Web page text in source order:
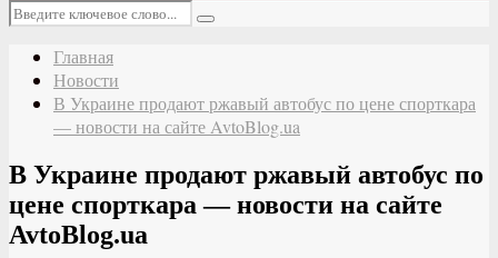
Основное
меню
Искать:
Поиск
Главная
Новости
В Украине продают ржавый автобус по цене спорткара
— новости на сайте AvtoBlog.ua
В Украине продают ржавый автобус по
цене спорткара — новости на сайте
AvtoBlog.ua